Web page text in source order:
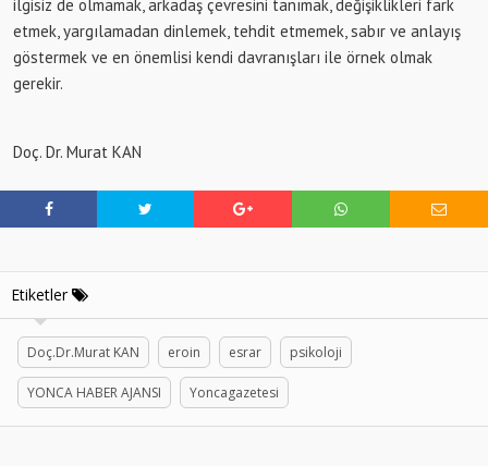
ilgisiz de olmamak, arkadaş çevresini tanımak, değişiklikleri fark
etmek, yargılamadan dinlemek, tehdit etmemek, sabır ve anlayış
göstermek ve en önemlisi kendi davranışları ile örnek olmak
gerekir.
Doç. Dr. Murat KAN
Etiketler
Doç.Dr.Murat KAN eroin esrar psikoloji
YONCA HABER AJANSI Yoncagazetesi